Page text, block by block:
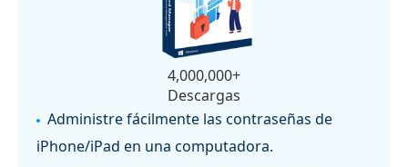
4,000,000+
Descargas
Administre fácilmente las contraseñas de
iPhone/iPad en una computadora.